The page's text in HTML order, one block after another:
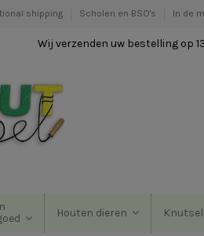
shipping Scholen en BSO's In de
Wij verzenden uw bestelling op
Houten dieren